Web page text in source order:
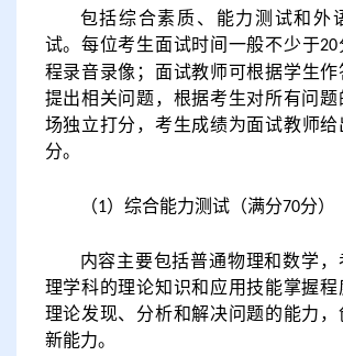
包括综合素质、能力测试和外
试。每位考生面试时间一般不少于20
程录音录像；
面试教师可根据学生
提出相关问题，根据考生对所有问
场独立打分，考生成绩为面试教师给
分。
（1）综合能力测试（满分70分）
内容主要包括普通物理和数学
理学科的理论知识和应用技能掌握
理论发现、分析和解决问题的能力，
新能力。